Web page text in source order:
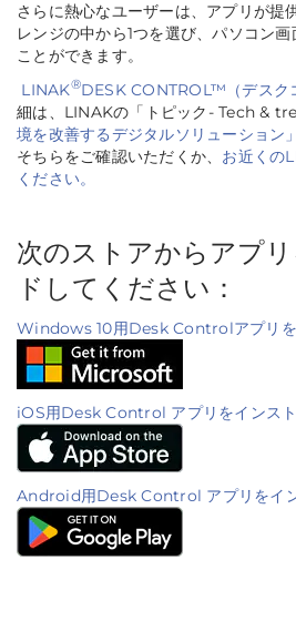
さらに熱心なユーザーは、アプリが提
レンジの中から1つを選び、パソコン
ことができます。
LINAK®DESK CONTROL™（デスク
細は、LINAKの「トピック- Tech &
境を改善するデジタルソリューション」
そちらをご確認いただくか、 お近くの
ください。
次のストアからアプ
ドしてください：
Windows 10用Desk Controlアプリを
iOS用Desk Control アプリをインス
Android用Desk Control アプリをイ